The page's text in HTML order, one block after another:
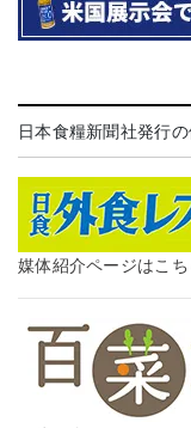
日本食糧新聞社発行
媒体紹介ページはこち